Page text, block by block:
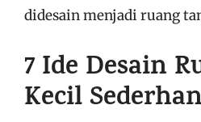
didesain menjadi ruang
7 Ide Desain
Kecil